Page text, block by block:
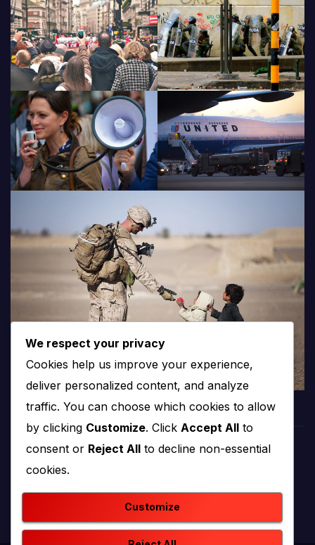
produkcija i emitiranje tv programa
We respect your privacy
Cookies help us improve your experience,
deliver personalized content, and analyze
traffic. You can choose which cookies to allow
by clicking Customize. Click Accept All to
consent or Reject All to decline non-essential
cookies.
Customize